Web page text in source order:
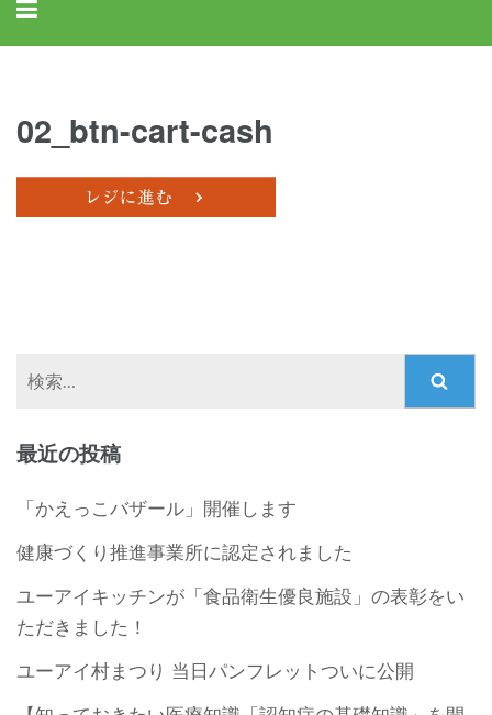
02_btn-cart-cash
最近の投稿
「かえっこバザール」開催します
健康づくり推進事業所に認定されました
ユーアイキッチンが「食品衛生優良施設」の表彰をい
ただきました！
ユーアイ村まつり 当日パンフレットついに公開